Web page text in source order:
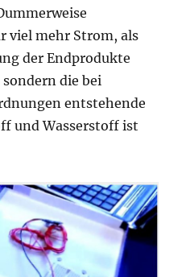
viel mehr Strom, als
der Endprodukte
die bei
entstehende
und Wasserstoff ist